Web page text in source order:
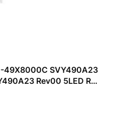
SVY490A23
Rev00 5LED R